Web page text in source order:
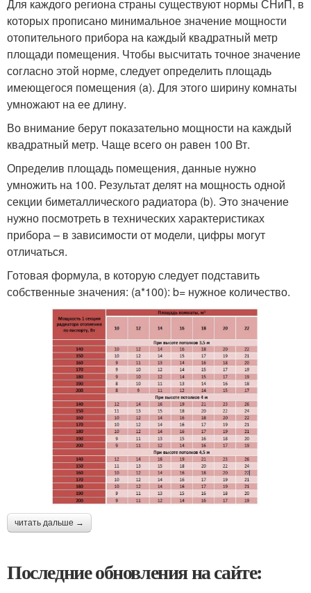
Для каждого региона страны существуют нормы СНиП, в
которых прописано минимальное значение мощности
отопительного прибора на каждый квадратный метр
площади помещения. Чтобы высчитать точное значение
согласно этой норме, следует определить площадь
имеющегося помещения (a). Для этого ширину комнаты
умножают на ее длину.
Во внимание берут показательно мощности на каждый
квадратный метр. Чаще всего он равен 100 Вт.
Определив площадь помещения, данные нужно
умножить на 100. Результат делят на мощность одной
секции биметаллического радиатора (b). Это значение
нужно посмотреть в технических характеристиках
прибора – в зависимости от модели, цифры могут
отличаться.
Готовая формула, в которую следует подставить
собственные значения: (a*100): b= нужное количество.
читать дальше →
Последние обновления на сайте: